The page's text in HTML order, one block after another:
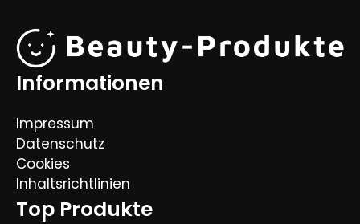
Informationen
Impressum
Datenschutz
Cookies
Inhaltsrichtlinien
Top Produkte